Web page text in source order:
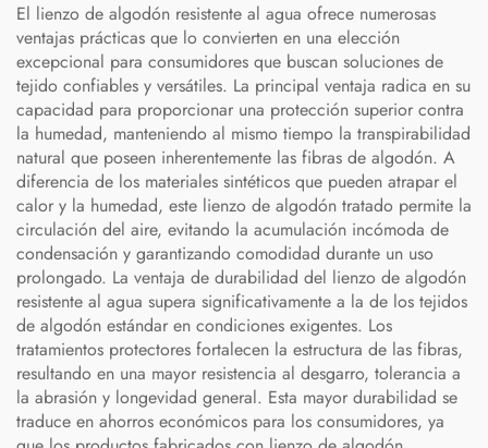
El lienzo de algodón resistente al agua ofrece numerosas
ventajas prácticas que lo convierten en una elección
excepcional para consumidores que buscan soluciones de
tejido confiables y versátiles. La principal ventaja radica en su
capacidad para proporcionar una protección superior contra
la humedad, manteniendo al mismo tiempo la transpirabilidad
natural que poseen inherentemente las fibras de algodón. A
diferencia de los materiales sintéticos que pueden atrapar el
calor y la humedad, este lienzo de algodón tratado permite la
circulación del aire, evitando la acumulación incómoda de
condensación y garantizando comodidad durante un uso
prolongado. La ventaja de durabilidad del lienzo de algodón
resistente al agua supera significativamente a la de los tejidos
de algodón estándar en condiciones exigentes. Los
tratamientos protectores fortalecen la estructura de las fibras,
resultando en una mayor resistencia al desgarro, tolerancia a
la abrasión y longevidad general. Esta mayor durabilidad se
traduce en ahorros económicos para los consumidores, ya